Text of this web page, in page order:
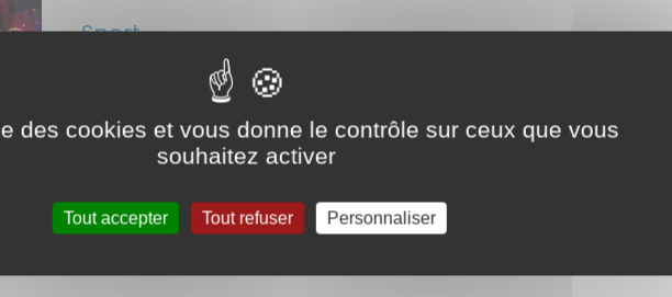
Sport
L'ÉVÈNEMENT SPORTIF DU WEEK-END : LE TRAIL DU
GRAND SÉNONAIS
des cookies et vous donne le contrôle sur ceux que vous
souhaitez activer
Tout accepter Tout refuser Personnaliser